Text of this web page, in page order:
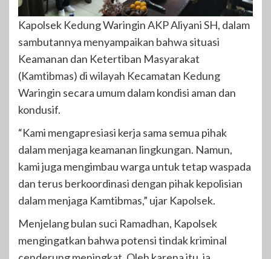
Kapolsek Kedung Waringin AKP Aliyani SH, dalam
sambutannya menyampaikan bahwa situasi
Keamanan dan Ketertiban Masyarakat
(Kamtibmas) di wilayah Kecamatan Kedung
Waringin secara umum dalam kondisi aman dan
kondusif.
“Kami mengapresiasi kerja sama semua pihak
dalam menjaga keamanan lingkungan. Namun,
kami juga mengimbau warga untuk tetap waspada
dan terus berkoordinasi dengan pihak kepolisian
dalam menjaga Kamtibmas,” ujar Kapolsek.
Menjelang bulan suci Ramadhan, Kapolsek
mengingatkan bahwa potensi tindak kriminal